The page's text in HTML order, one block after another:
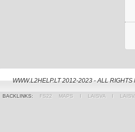
WWW.L2HELP.LT 2012-2023 - ALL RIGHTS
BACKLINKS: FS22 MAPS Ι LAISVA Ι